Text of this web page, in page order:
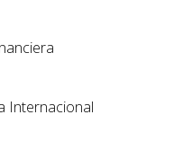
Internacional